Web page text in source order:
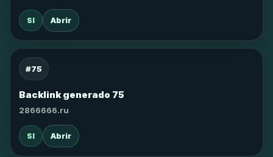
SI Abrir
#75
Backlink generado 75
2866666.ru
SI Abrir